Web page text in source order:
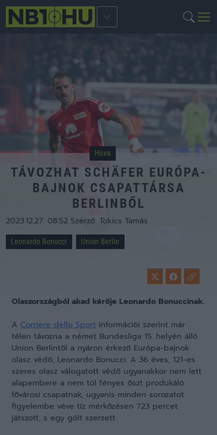
Hírek
TÁVOZHAT SCHÄFER EURÓPA-
BAJNOK CSAPATTÁRSA
BERLINBŐL
2023.12.27. 08:52 Szerző: Tokics Tamás
Leonardo Bonucci Union Berlin
Olaszországból akad kérője Leonardo Bonuccinak.
A Corriere dello Sport információi szerint már
télen távozna a német Bundesliga 15. helyén álló
Union Berlintől a nyáron érkező Európa-bajnok
olasz védő, Leonardo Bonucci. A 36 éves, 121-es
szeres olasz válogatott védő ugyanakkor nem lett
alapembere a nem túl fényes őszt produkáló
fővárosi csapatnak, ugyanis minden sorozatot
figyelembe véve tíz mérkőzésen 723 percet
játszott, s egy gólt szerzett.